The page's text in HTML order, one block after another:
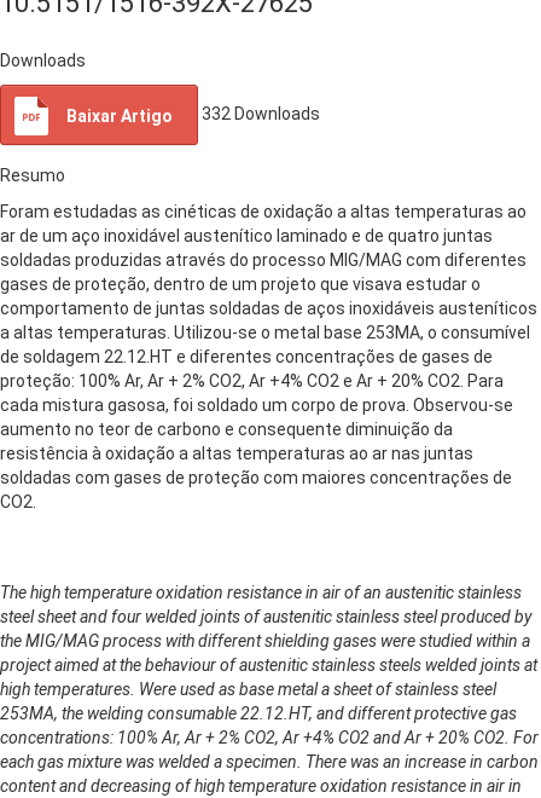
Downloads
Baixar Artigo 332 Downloads
Resumo
Foram estudadas as cinéticas de oxidação a altas temperaturas ao
ar de um aço inoxidável austenítico laminado e de quatro juntas
soldadas produzidas através do processo MIG/MAG com diferentes
gases de proteção, dentro de um projeto que visava estudar o
comportamento de juntas soldadas de aços inoxidáveis austeníticos
a altas temperaturas. Utilizou-se o metal base 253MA, o consumível
de soldagem 22.12.HT e diferentes concentrações de gases de
proteção: 100% Ar, Ar + 2% CO2, Ar +4% CO2 e Ar + 20% CO2. Para
cada mistura gasosa, foi soldado um corpo de prova. Observou-se
aumento no teor de carbono e consequente diminuição da
resistência à oxidação a altas temperaturas ao ar nas juntas
soldadas com gases de proteção com maiores concentrações de
CO2.
The high temperature oxidation resistance in air of an austenitic stainless
steel sheet and four welded joints of austenitic stainless steel produced by
the MIG/MAG process with different shielding gases were studied within a
project aimed at the behaviour of austenitic stainless steels welded joints at
high temperatures. Were used as base metal a sheet of stainless steel
253MA, the welding consumable 22.12.HT, and different protective gas
concentrations: 100% Ar, Ar + 2% CO2, Ar +4% CO2 and Ar + 20% CO2. For
each gas mixture was welded a specimen. There was an increase in carbon
content and decreasing of high temperature oxidation resistance in air in